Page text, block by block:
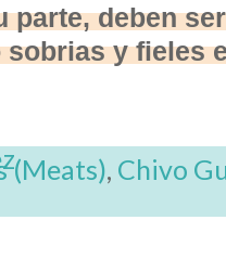
parte, deben
y fieles
(Meats), Chivo